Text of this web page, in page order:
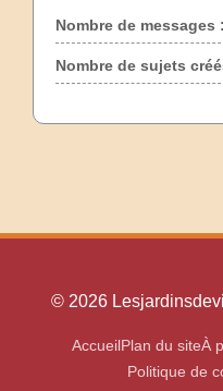
Nombre de messages :
Nombre de sujets
© 2026
AccueilPlan du siteÀ
Politique de